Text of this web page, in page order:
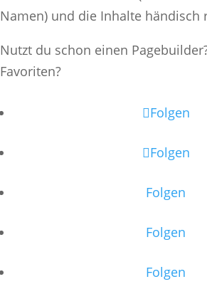
Namen) und die Inhalte händisch
Nutzt du schon einen
Favoriten?
Folgen
Folgen
Folgen
Folgen
Folgen